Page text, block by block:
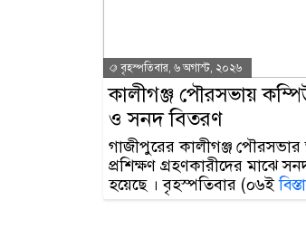
বৃহস্পতিবার, ৬ অগাস্ট, ২০২৬
কালীগঞ্জ পৌরসভায়
ও সনদ বিতরণ
গাজীপুরের কালীগঞ্জ পৌরসভার
প্রশিক্ষণ গ্রহণকারীদের মাঝে
হয়েছে । বৃহস্পতিবার (০৬ই